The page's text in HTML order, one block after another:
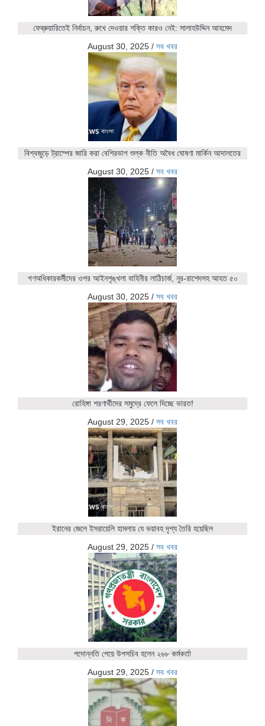
ফেব্রুয়ারিতেই নির্বাচন, রুখে দেওয়ার শক্তি কারও নেই: সালাহউদ্দিন আহমেদ
August 30, 2025 / সব খবর
বিশ্বজুড়ে ট্রাম্পের জারি করা বেশিরভাগ শুল্ক নীতি অবৈধ ঘোষণা মার্কিন আদালতের
August 30, 2025 / সব খবর
গণঅধিকারকর্মীদের ওপর আইনশৃঙ্খলা বাহিনীর লাঠিচার্জ, নুর-রাশেদসহ আহত ৫০
August 30, 2025 / সব খবর
রোহিঙ্গা শরণার্থীদের সমুদ্রে ফেলে দিচ্ছে ভারত!
August 29, 2025 / সব খবর
ইরানের জেলে ইসরায়েলি হামলায় যে ভয়াবহ দৃশ্য তৈরি হয়েছিল
August 29, 2025 / সব খবর
পদোন্নতি পেয়ে উপসচিব হলেন ২৬৮ কর্মকর্তা
August 29, 2025 / সব খবর